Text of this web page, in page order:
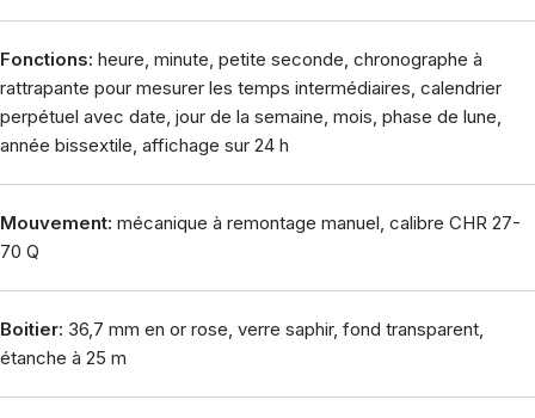
Fonctions: heure, minute, petite seconde, chronographe à
rattrapante pour mesurer les temps intermédiaires, calendrier
perpétuel avec date, jour de la semaine, mois, phase de lune,
année bissextile, affichage sur 24 h
Mouvement: mécanique à remontage manuel, calibre CHR 27-
70 Q
Boitier: 36,7 mm en or rose, verre saphir, fond transparent,
étanche à 25 m